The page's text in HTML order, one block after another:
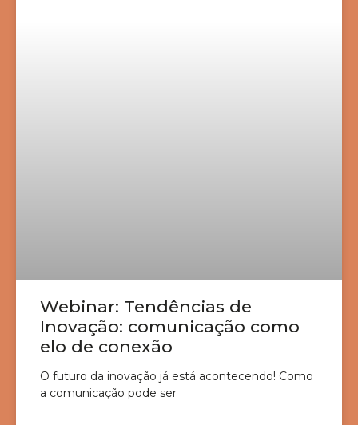
Webinar: Tendências de
Inovação: comunicação como
elo de conexão
O futuro da inovação já está acontecendo! Como
a comunicação pode ser